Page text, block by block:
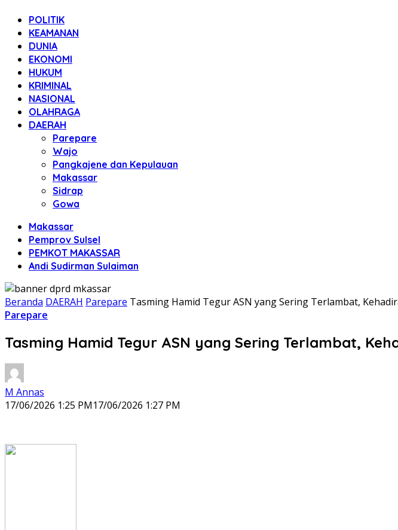
POLITIK
KEAMANAN
DUNIA
EKONOMI
HUKUM
KRIMINAL
NASIONAL
OLAHRAGA
DAERAH
Parepare
Wajo
Pangkajene dan Kepulauan
Makassar
Sidrap
Gowa
Makassar
Pemprov Sulsel
PEMKOT MAKASSAR
Andi Sudirman Sulaiman
Beranda DAERAH Parepare Tasming Hamid Tegur ASN yang Sering Terlambat,
Parepare
Tasming Hamid Tegur ASN yang Sering Terlambat,
M Annas
17/06/2026 1:25 PM17/06/2026 1:27 PM